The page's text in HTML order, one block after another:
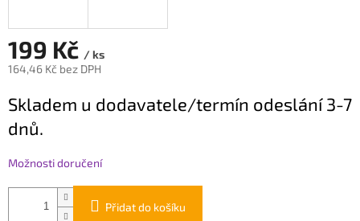
199 Kč / ks
164,46 Kč bez DPH
cena:
Skladem u dodavatele/termín odeslání 3-7
dnů.
Možnosti doručení
Přidat do košíku